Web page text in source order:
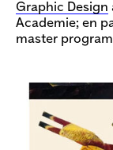
Graphic Design
Academie; en
master